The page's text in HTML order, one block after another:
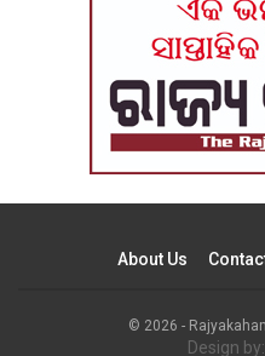
About Us
© 2026 -
Design by: